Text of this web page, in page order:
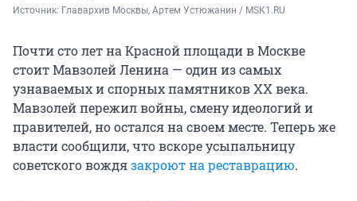
Источник: Главархив Москвы, Артем Устюжанин / MSK1.RU
Почти сто лет на Красной площади в Москве
стоит Мавзолей Ленина — один из самых
узнаваемых и спорных памятников XX века.
Мавзолей пережил войны, смену идеологий и
правителей, но остался на своем месте. Теперь же
власти сообщили, что вскоре усыпальницу
советского вождязакроют на реставрацию.